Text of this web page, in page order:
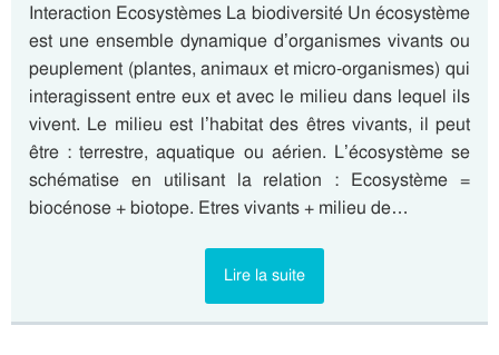
Interaction Ecosystèmes La biodiversité Un écosystème
est une ensemble dynamique d’organismes vivants ou
peuplement (plantes, animaux et micro-organismes) qui
interagissent entre eux et avec le milieu dans lequel ils
vivent. Le milieu est l’habitat des êtres vivants, il peut
être : terrestre, aquatique ou aérien. L’écosystème se
schématise en utilisant la relation : Ecosystème =
biocénose + biotope. Etres vivants + milieu de…
Lire la suite